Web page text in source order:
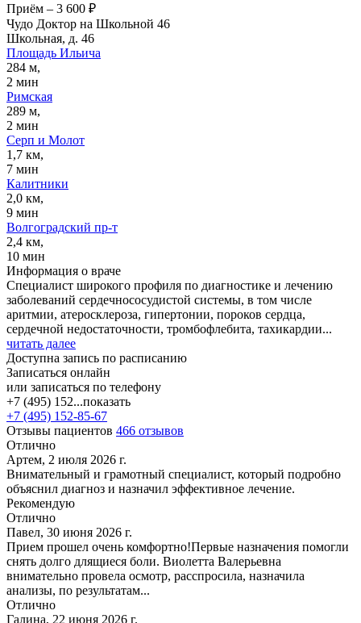
Приём – 3 600 ₽
Чудо Доктор на Школьной 46
Школьная, д. 46
Площадь Ильича
284 м,
2 мин
Римская
289 м,
2 мин
Серп и Молот
1,7 км,
7 мин
Калитники
2,0 км,
9 мин
Волгоградский пр-т
2,4 км,
10 мин
Информация о враче
Специалист широкого профиля по диагностике и лечению
заболеваний сердечнососудистой системы, в том числе
аритмии, атеросклероза, гипертонии, пороков сердца,
сердечной недостаточности, тромбофлебита, тахикардии...
читать далее
Доступна запись по расписанию
Записаться онлайн
или записаться по телефону
+7 (495) 152...показать
+7 (495) 152-85-67
Отзывы пациентов 466 отзывов
Отлично
Артем, 2 июля 2026 г.
Внимательный и грамотный специалист, который подробно
объяснил диагноз и назначил эффективное лечение.
Рекомендую
Отлично
Павел, 30 июня 2026 г.
Прием прошел очень комфортно!Первые назначения помогли
снять долго длящиеся боли. Виолетта Валерьевна
внимательно провела осмотр, расспросила, назначила
анализы, по результатам...
Отлично
Галина, 22 июня 2026 г.